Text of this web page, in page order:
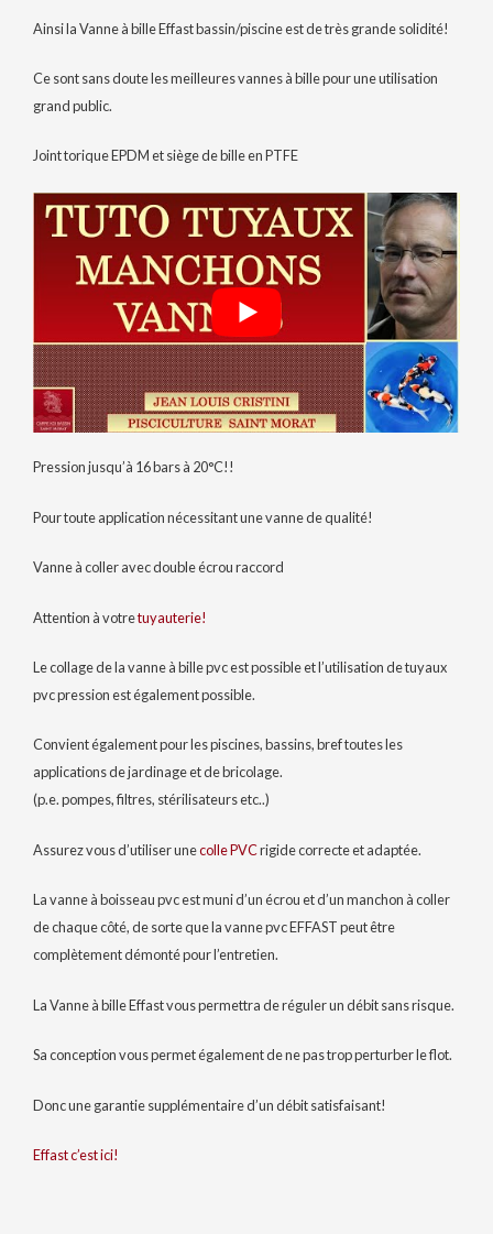
Ainsi la Vanne à bille Effast bassin/piscine est de très grande solidité!
Ce sont sans doute les meilleures vannes à bille pour une utilisation
grand public.
Joint torique EPDM et siège de bille en PTFE
Pression jusqu’à 16 bars à 20°C!!
Pour toute application nécessitant une vanne de qualité!
Vanne à coller avec double écrou raccord
Attention à votretuyauterie!
Le collage de la vanne à bille pvc est possible et l’utilisation de tuyaux
pvc pression est également possible.
Convient également pour les piscines, bassins, bref toutes les
applications de jardinage et de bricolage.
(p.e. pompes, filtres, stérilisateurs etc..)
Assurez vous d’utiliser unecolle PVCrigide correcte et adaptée.
La vanne à boisseau pvc est muni d’un écrou et d’un manchon à coller
de chaque côté, de sorte que la vanne pvc EFFAST peut être
complètement démonté pour l’entretien.
La Vanne à bille Effast vous permettra de réguler un débit sans risque.
Sa conception vous permet également de ne pas trop perturber le flot.
Donc une garantie supplémentaire d’un débit satisfaisant!
Effast c’est ici!